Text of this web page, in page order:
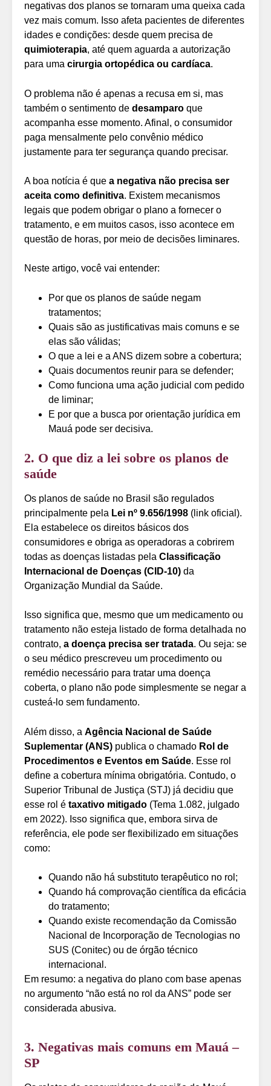
negativas dos planos se tornaram uma queixa cada
vez mais comum. Isso afeta pacientes de diferentes
idades e condições: desde quem precisa de
quimioterapia, até quem aguarda a autorização
para uma cirurgia ortopédica ou cardíaca.
O problema não é apenas a recusa em si, mas
também o sentimento de desamparo que
acompanha esse momento. Afinal, o consumidor
paga mensalmente pelo convênio médico
justamente para ter segurança quando precisar.
A boa notícia é que a negativa não precisa ser
aceita como definitiva. Existem mecanismos
legais que podem obrigar o plano a fornecer o
tratamento, e em muitos casos, isso acontece em
questão de horas, por meio de decisões liminares.
Neste artigo, você vai entender:
Por que os planos de saúde negam
tratamentos;
Quais são as justificativas mais comuns e se
elas são válidas;
O que a lei e a ANS dizem sobre a cobertura;
Quais documentos reunir para se defender;
Como funciona uma ação judicial com pedido
de liminar;
E por que a busca por orientação jurídica em
Mauá pode ser decisiva.
2. O que diz a lei sobre os planos de
saúde
Os planos de saúde no Brasil são regulados
principalmente pela Lei nº 9.656/1998 (link oficial).
Ela estabelece os direitos básicos dos
consumidores e obriga as operadoras a cobrirem
todas as doenças listadas pela Classificação
Internacional de Doenças (CID-10) da
Organização Mundial da Saúde.
Isso significa que, mesmo que um medicamento ou
tratamento não esteja listado de forma detalhada no
contrato, a doença precisa ser tratada. Ou seja: se
o seu médico prescreveu um procedimento ou
remédio necessário para tratar uma doença
coberta, o plano não pode simplesmente se negar a
custeá-lo sem fundamento.
Além disso, a Agência Nacional de Saúde
Suplementar (ANS) publica o chamado Rol de
Procedimentos e Eventos em Saúde. Esse rol
define a cobertura mínima obrigatória. Contudo, o
Superior Tribunal de Justiça (STJ) já decidiu que
esse rol é taxativo mitigado (Tema 1.082, julgado
em 2022). Isso significa que, embora sirva de
referência, ele pode ser flexibilizado em situações
como:
Quando não há substituto terapêutico no rol;
Quando há comprovação científica da eficácia
do tratamento;
Quando existe recomendação da Comissão
Nacional de Incorporação de Tecnologias no
SUS (Conitec) ou de órgão técnico
internacional.
Em resumo: a negativa do plano com base apenas
no argumento “não está no rol da ANS” pode ser
considerada abusiva.
3. Negativas mais comuns em Mauá –
SP